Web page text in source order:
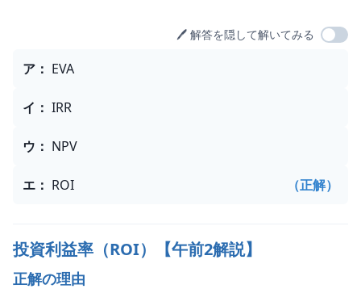
🖊️ 解答を隠して解いてみる
選択肢
ア ： EVA
イ ： IRR
ウ ： NPV
エ ： ROI （正解）
投資利益率（ROI）【午前2解説】
正解の理由